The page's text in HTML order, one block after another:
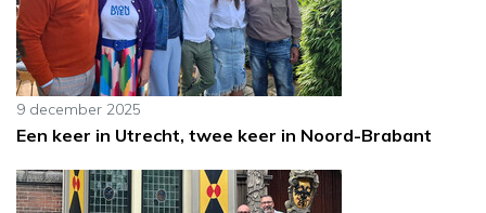
9 december 2025
Een keer in Utrecht, twee keer in Noord-Brabant